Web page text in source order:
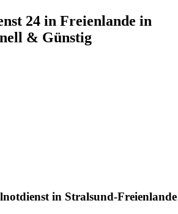
24 in Freienlande in
& Günstig
in Stralsund-Freienlande